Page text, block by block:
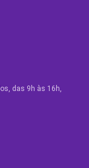
das 9h às 16h,